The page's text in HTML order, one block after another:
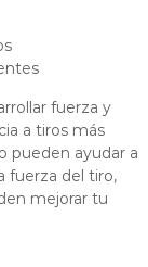
fuerza y
a tiros más
pueden ayudar a
fuerza del tiro,
mejorar tu